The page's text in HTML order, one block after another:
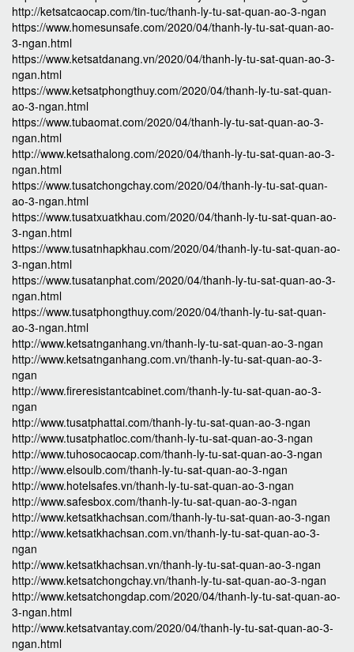
http://ketsatcaocap.com/tin-tuc/thanh-ly-tu-sat-quan-ao-3-ngan
https://www.homesunsafe.com/2020/04/thanh-ly-tu-sat-quan-ao-
3-ngan.html
https://www.ketsatdanang.vn/2020/04/thanh-ly-tu-sat-quan-ao-3-
ngan.html
https://www.ketsatphongthuy.com/2020/04/thanh-ly-tu-sat-quan-
ao-3-ngan.html
https://www.tubaomat.com/2020/04/thanh-ly-tu-sat-quan-ao-3-
ngan.html
http://www.ketsathalong.com/2020/04/thanh-ly-tu-sat-quan-ao-3-
ngan.html
https://www.tusatchongchay.com/2020/04/thanh-ly-tu-sat-quan-
ao-3-ngan.html
https://www.tusatxuatkhau.com/2020/04/thanh-ly-tu-sat-quan-ao-
3-ngan.html
https://www.tusatnhapkhau.com/2020/04/thanh-ly-tu-sat-quan-ao-
3-ngan.html
https://www.tusatanphat.com/2020/04/thanh-ly-tu-sat-quan-ao-3-
ngan.html
https://www.tusatphongthuy.com/2020/04/thanh-ly-tu-sat-quan-
ao-3-ngan.html
http://www.ketsatnganhang.vn/thanh-ly-tu-sat-quan-ao-3-ngan
http://www.ketsatnganhang.com.vn/thanh-ly-tu-sat-quan-ao-3-
ngan
http://www.fireresistantcabinet.com/thanh-ly-tu-sat-quan-ao-3-
ngan
http://www.tusatphattai.com/thanh-ly-tu-sat-quan-ao-3-ngan
http://www.tusatphatloc.com/thanh-ly-tu-sat-quan-ao-3-ngan
http://www.tuhosocaocap.com/thanh-ly-tu-sat-quan-ao-3-ngan
http://www.elsoulb.com/thanh-ly-tu-sat-quan-ao-3-ngan
http://www.hotelsafes.vn/thanh-ly-tu-sat-quan-ao-3-ngan
http://www.safesbox.com/thanh-ly-tu-sat-quan-ao-3-ngan
http://www.ketsatkhachsan.com/thanh-ly-tu-sat-quan-ao-3-ngan
http://www.ketsatkhachsan.com.vn/thanh-ly-tu-sat-quan-ao-3-
ngan
http://www.ketsatkhachsan.vn/thanh-ly-tu-sat-quan-ao-3-ngan
http://www.ketsatchongchay.vn/thanh-ly-tu-sat-quan-ao-3-ngan
http://www.ketsatchongdap.com/2020/04/thanh-ly-tu-sat-quan-ao-
3-ngan.html
http://www.ketsatvantay.com/2020/04/thanh-ly-tu-sat-quan-ao-3-
ngan.html